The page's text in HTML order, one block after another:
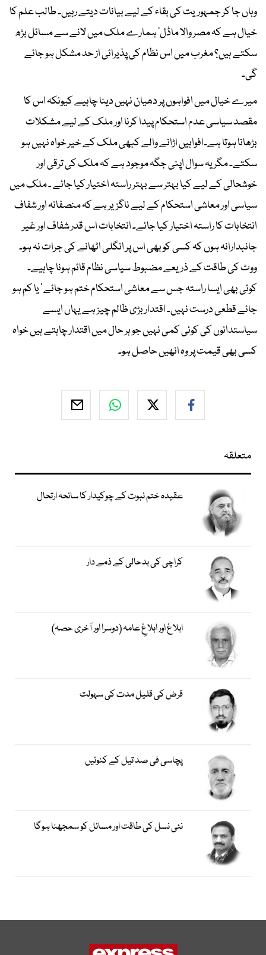
وہاں جا کر جمہوریت کی بقاء کے لیے بیانات دیتے رہیں۔ طالب علم کا
خیال ہے کہ مصر والا ماڈل‘ ہمارے ملک میں لانے سے مسائل بڑھ
سکتے ہیں؟ مغرب میں اس نظام کی پذیرائی از حد مشکل ہو جائے
گی۔
میرے خیال میں افواہوں پر دھیان نہیں دینا چاہیے کیونکہ اس کا
مقصد سیاسی عدم استحکام پیدا کرنا اور ملک کے لیے مشکلات
بڑھانا ہوتا ہے۔افواہیں اڑانے والے کبھی ملک کے خیر خواہ نہیں ہو
سکتے۔ مگر یہ سوال اپنی جگہ موجود ہے کہ ملک کی ترقی اور
خوشحالی کے لیے کیا بہتر سے بہتر راستہ اختیار کیا جائے ۔ ملک میں
سیاسی اور معاشی استحکام کے لیے ناگزیر ہے کہ منصفانہ اور شفاف
انتخابات کا راستہ اختیار کیا جائے۔ انتخابات اس قدر شفاف اور غیر
جانبدارانہ ہوں کہ کسی کو بھی اس پر انگلی اٹھانے کی جرات نہ ہو۔
ووٹ کی طاقت کے ذریعے مضبوط سیاسی نظام قائم ہونا چاہیے۔
کوئی بھی ایسا راستہ جس سے معاشی استحکام ختم ہو جائے ‘ یا کم ہو
جائے قطعی درست نہیں۔ اقتدار بڑی ظالم چیز ہے یہاں ایسے
سیاستدانوں کی کوئی کمی نہیں جو ہر حال میں اقتدار چاہتے ہیں خواہ
کسی بھی قیمت پر وہ انھیں حاصل ہو۔
متعلقہ
عقیدہ ختم نبوت کے چوکیدار کا سانحہ ارتحال
کراچی کی بدحالی کے ذمے دار
ابلاغ اور ابلاغِ عامہ (دوسرا اور آخری حصہ)
قرض کی قلیل مدت کی سہولت
پچاسی فی صد تیل کے کنوئیں
نئی نسل کی طاقت اور مسائل کو سمجھنا ہوگا